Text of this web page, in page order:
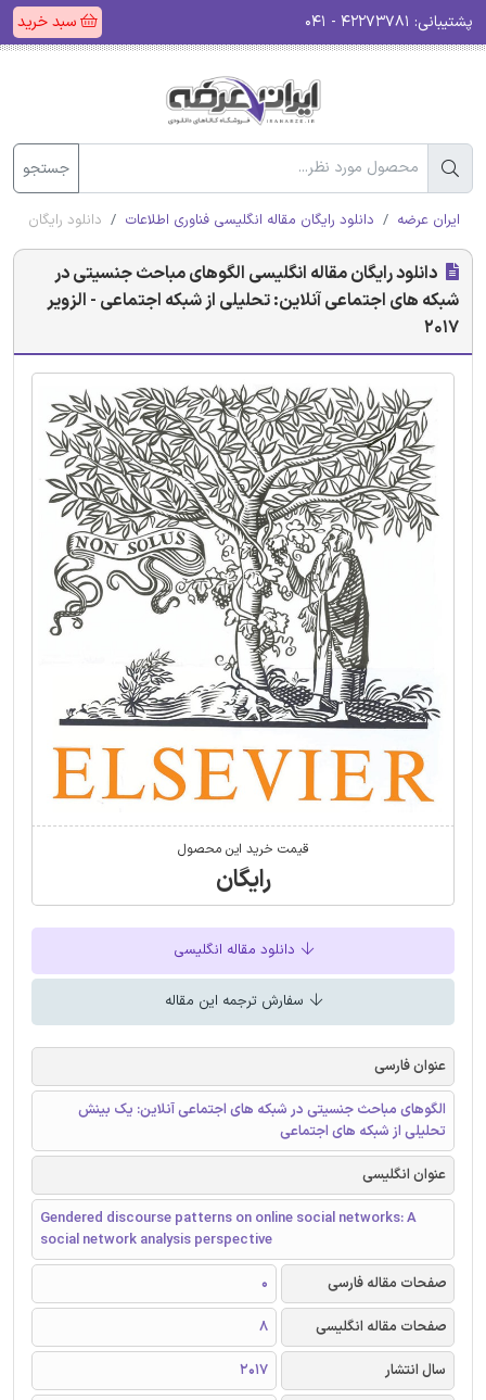
پشتیبانی: سبد خرید
جستجو
ایران عرضه دانلود رایگان مقاله انگلیسی فناوری اطلاعات دانلود رایگان
دانلود رایگان مقاله انگلیسی الگوهای مباحث جنسیتی در
شبکه های اجتماعی آنلاین: تحلیلی از شبکه اجتماعی - الزویر
2017
قیمت خرید این محصول
رایگان
دانلود مقاله انگلیسی
سفارش ترجمه این مقاله
عنوان فارسی
الگوهای مباحث جنسیتی در شبکه های اجتماعی آنلاین: یک بینش
تحلیلی از شبکه های اجتماعی
عنوان انگلیسی
Gendered discourse patterns on online social networks: A
social network analysis perspective
صفحات مقاله فارسی
0
صفحات مقاله انگلیسی
8
سال انتشار
2017